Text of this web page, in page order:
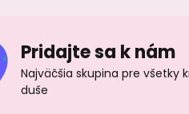
Pridajte sa k nám
Najväčšia skupina pre všetky
duše